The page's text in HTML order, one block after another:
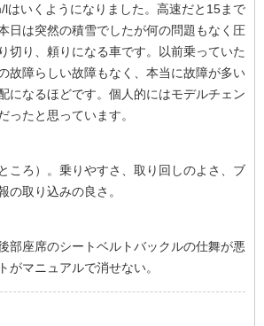
はいくようになりました。高速だと15まで
日は突然の積雪でしたが何の問題もなく圧
切り、頼りになる車です。以前乗っていた
故障らしい故障もなく、本当に故障が多い
になるほどです。個人的にはモデルチェン
ったと思っています。
ころ）。乗りやすさ、取り回しのよさ、ブ
の取り込みの良さ。
部座席のシートベルトバックルの仕舞が悪
がマニュアルで消せない。